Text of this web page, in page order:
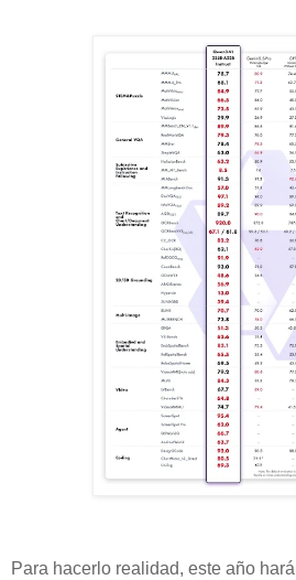
Para hacerlo realidad, este año